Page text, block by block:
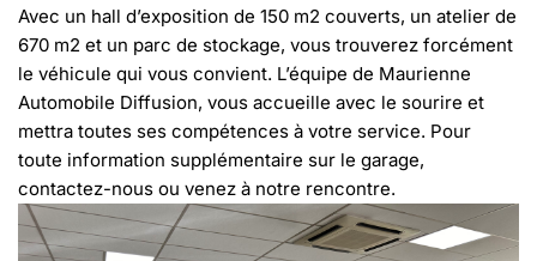
Avec un hall d’exposition de 150 m2 couverts, un atelier de
670 m2 et un parc de stockage, vous trouverez forcément
le véhicule qui vous convient. L’équipe de Maurienne
Automobile Diffusion, vous accueille avec le sourire et
mettra toutes ses compétences à votre service. Pour
toute information supplémentaire sur le garage,
contactez-nous ou venez à notre rencontre.